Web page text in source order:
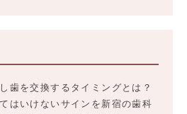
歯を交換するタイミングとは？
はいけないサインを新宿の歯科